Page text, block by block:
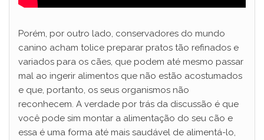
Porém, por outro lado, conservadores do mundo
canino acham tolice preparar pratos tão refinados e
variados para os cães, que podem até mesmo passar
mal ao ingerir alimentos que não estão acostumados
e que, portanto, os seus organismos não
reconhecem. A verdade por trás da discussão é que
você pode sim montar a alimentação do seu cão e
essa é uma forma até mais saudável de alimentá-lo,